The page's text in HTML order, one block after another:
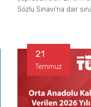
Sözlü Sınavı’na dair
21
Temmuz